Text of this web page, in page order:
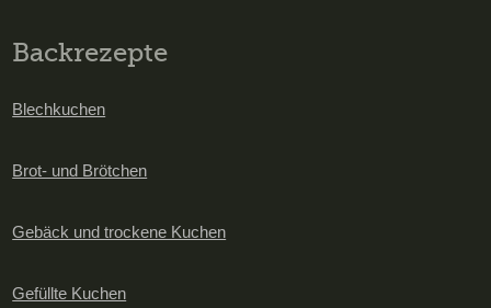
Backrezepte
Blechkuchen
Brot- und Brötchen
Gebäck und trockene Kuchen
Gefüllte Kuchen